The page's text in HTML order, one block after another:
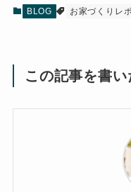
BLOG お家づくりレ
この記事を書い